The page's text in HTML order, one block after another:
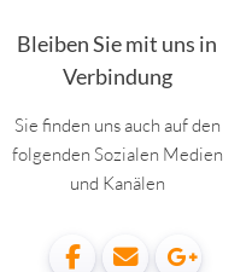
Bleiben Sie mit uns in
Verbindung
Sie finden uns auch auf den
folgenden Sozialen Medien
und Kanälen